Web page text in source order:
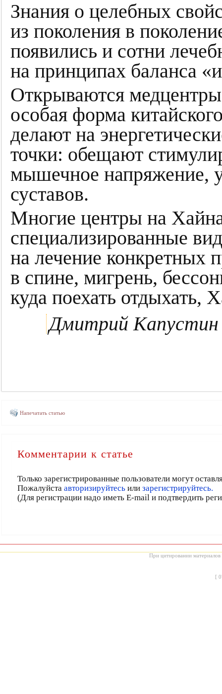
Знания о целебных
из поколения в
появились и сотни
на принципах баланса
Открываются
особая форма
делают на
точки: обещают
мышечное напряжение,
суставов.
Многие центры на
специализированные
на лечение конкретных
в спине, мигрень,
куда поехать
Дмитрий Капустин
Напечатать статью
Комментарии к статье
Только зарегистрированные пользователи могут
Пожалуйста авторизируйтесьили зарегистрируйтесь.
(Для регистрации надо иметь E-mail и подтвердить
При цитировании материалов
[